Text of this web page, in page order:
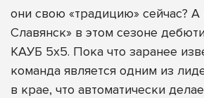
они свою «традицию» сейчас? А
Славянск» в этом сезоне
КАУБ 5х5. Пока что заранее
команда является одним из
в крае, что автоматически